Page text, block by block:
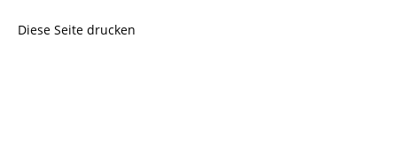
Diese Seite drucken